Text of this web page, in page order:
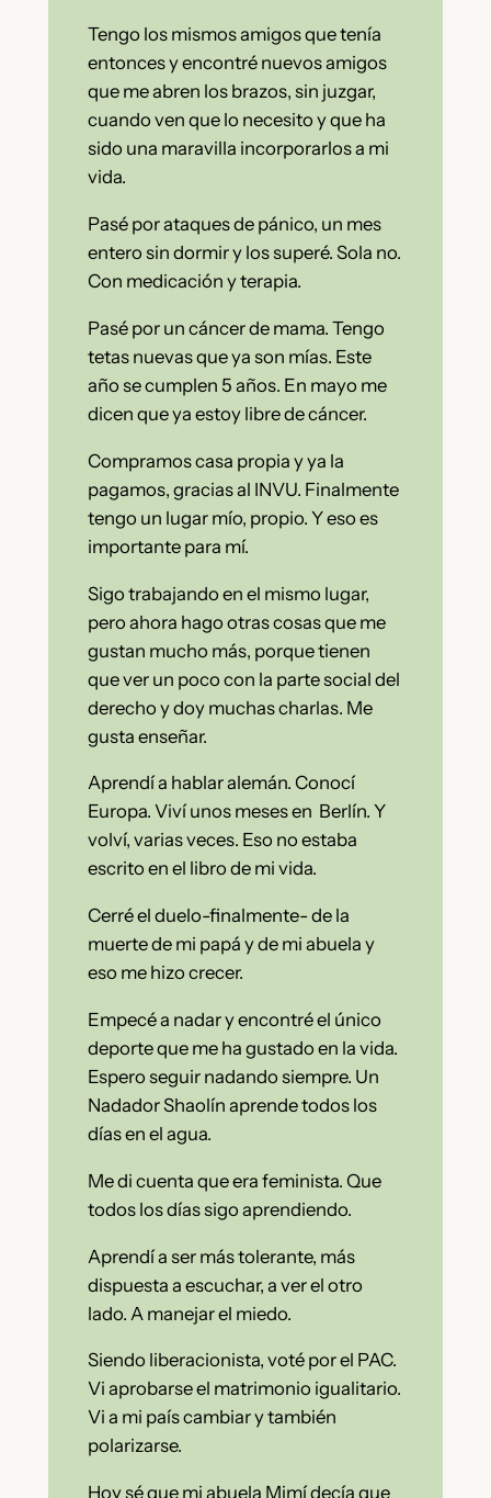
Tengo los mismos amigos que tenía
entonces y encontré nuevos amigos
que me abren los brazos, sin juzgar,
cuando ven que lo necesito y que ha
sido una maravilla incorporarlos a mi
vida.
Pasé por ataques de pánico, un mes
entero sin dormir y los superé. Sola no.
Con medicación y terapia.
Pasé por un cáncer de mama. Tengo
tetas nuevas que ya son mías. Este
año se cumplen 5 años. En mayo me
dicen que ya estoy libre de cáncer.
Compramos casa propia y ya la
pagamos, gracias al INVU. Finalmente
tengo un lugar mío, propio. Y eso es
importante para mí.
Sigo trabajando en el mismo lugar,
pero ahora hago otras cosas que me
gustan mucho más, porque tienen
que ver un poco con la parte social del
derecho y doy muchas charlas. Me
gusta enseñar.
Aprendí a hablar alemán. Conocí
Europa. Viví unos meses en Berlín. Y
volví, varias veces. Eso no estaba
escrito en el libro de mi vida.
Cerré el duelo-finalmente- de la
muerte de mi papá y de mi abuela y
eso me hizo crecer.
Empecé a nadar y encontré el único
deporte que me ha gustado en la vida.
Espero seguir nadando siempre. Un
Nadador Shaolín aprende todos los
días en el agua.
Me di cuenta que era feminista. Que
todos los días sigo aprendiendo.
Aprendí a ser más tolerante, más
dispuesta a escuchar, a ver el otro
lado. A manejar el miedo.
Siendo liberacionista, voté por el PAC.
Vi aprobarse el matrimonio igualitario.
Vi a mi país cambiar y también
polarizarse.
Hoy sé que mi abuela Mimí decía que